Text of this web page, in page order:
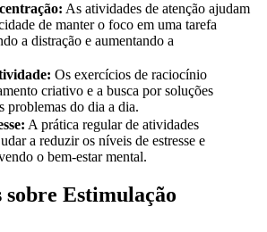
As atividades de atenção ajudam
de manter o foco em uma tarefa
a distração e aumentando a
Os exercícios de raciocínio
criativo e a busca por soluções
problemas do dia a dia.
A prática regular de atividades
a reduzir os níveis de estresse e
o bem-estar mental.
sobre Estimulação